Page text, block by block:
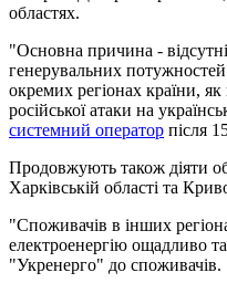
областях.
"Основна причина -
генерувальних
окремих регіонах країни, як
російської атаки на
системний оператор після
Продовжують також діяти
Харківській області та
"Споживачів в інших
електроенергію ощадливо
"Укренерго" до споживачів.